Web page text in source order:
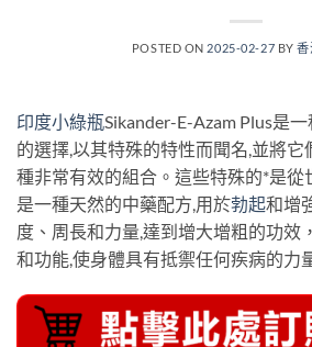
POSTED ON 2025-02-27 BY香
印度小綠瓶Sikander-E-Azam Plus是
的選擇,以其特殊的特性而聞名,並將它
種非常有效的組合。這些特殊的*是從
是一種天然的中藥配方,用於勃起和增
度、周長和力量,達到增大增粗的功效
和功能,使身體具有抵禦任何疾病的力